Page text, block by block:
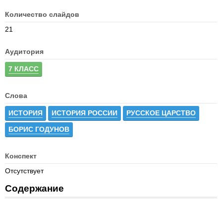
Количество слайдов
21
Аудитория
7 КЛАСС
Слова
ИСТОРИЯ ИСТОРИЯ РОССИИ РУССКОЕ ЦАРСТВО
БОРИС ГОДУНОВ
Конспект
Отсутствует
Содержание